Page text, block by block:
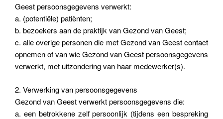
Geest persoonsgegevens verwerkt:
a. (potentiële) patiënten;
b. bezoekers aan de praktijk van Gezond van Geest;
c. alle overige personen die met Gezond van Geest contact
opnemen of van wie Gezond van Geest persoonsgegevens
verwerkt, met uitzondering van haar medewerker(s).
2. Verwerking van persoonsgegevens
Gezond van Geest verwerkt persoonsgegevens die:
a. een betrokkene zelf persoonlijk (tijdens een bespreking